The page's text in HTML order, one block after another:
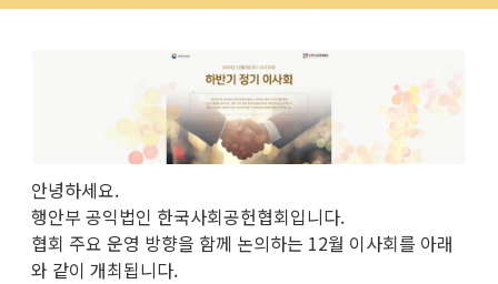
안녕하세요.
행안부 공익법인 한국사회공헌협회입니다.
협회 주요 운영 방향을 함께 논의하는 12월 이사회를 아래
와 같이 개최됩니다.